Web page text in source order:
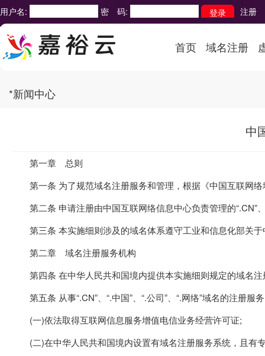
用户名: 密 码: 注册
首页 域名注册
*新闻中心
中
第一章 总则
第一条 为了规范域名注册服务和管理，根据《中国互联网络
第二条 申请注册由中国互联网络信息中心负责管理的“.CN”、
第三条 本实施细则涉及的域名体系遵守工业和信息化部关于
第二章 域名注册服务机构
第四条 在中华人民共和国境内提供本实施细则规定的域名注
第五条 从事“.CN”、“.中国”、“.公司”、“.网络”域名的注册服
(一)依法取得互联网信息服务增值电信业务经营许可证;
(二)在中华人民共和国境内设置有域名注册服务系统，且有